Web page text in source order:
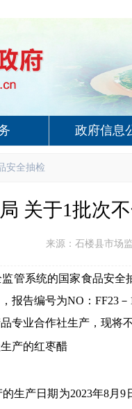
政府信息
安全抽检
关于1批次
来源：石楼县市场
管系统的国家食品安全
，报告编号为NO： FF23－
专业合作社生产， 现将
生产的红枣醋
的生产日期为2023年8月9